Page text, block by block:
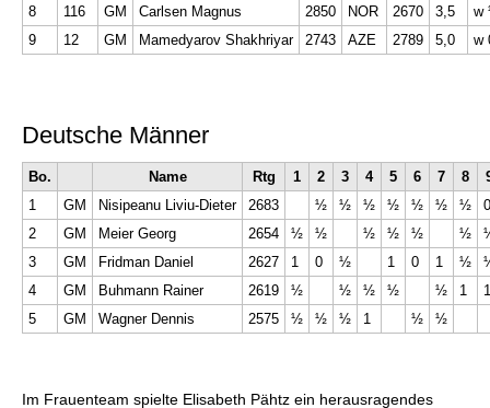
8
116 GM Carlsen Magnus 2850 NOR 2670 3,5
w
9
12 GM Mamedyarov Shakhriyar 2743 AZE 2789 5,0 w
Deutsche Männer
Bo. Name Rtg 1 2 3 4 5 6 7 8
1
GM Nisipeanu Liviu-Dieter 2683 ½ ½ ½ ½ ½ ½ ½
0
2
GM Meier Georg 2654 ½ ½ ½ ½ ½ ½
3
GM Fridman Daniel 2627 1 0 ½ 1 0 1 ½
4
GM Buhmann Rainer 2619 ½ ½ ½ ½ ½ 1
1
5
GM Wagner Dennis 2575 ½ ½ ½ 1 ½ ½
Im Frauenteam spielte Elisabeth Pähtz ein herausragendes